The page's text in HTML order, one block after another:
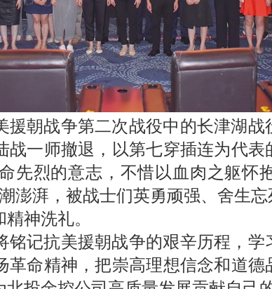
援朝战争第二次战役中的长津湖
一师撤退，以第七穿插连为代
先烈的意志，不惜以血肉之躯怀
澎湃，被战士们英勇顽强、舍生
神洗礼。
记抗美援朝战争的艰辛历程，学
革命精神，把崇高理想信念和道